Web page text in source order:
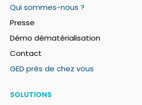
Qui sommes-nous ?
Presse
Démo dématérialisation
Contact
GED près de chez vous
SOLUTIONS